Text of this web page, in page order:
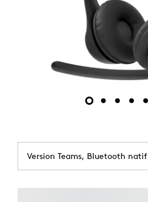
Version Teams, Bluetooth natif